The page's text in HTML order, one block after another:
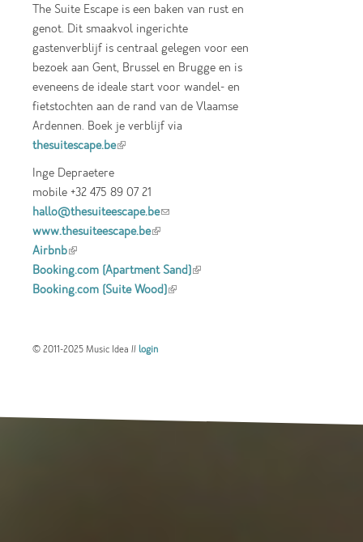
The Suite Escape is een baken van rust en
genot. Dit smaakvol ingerichte
gastenverblijf is centraal gelegen voor een
bezoek aan Gent, Brussel en Brugge en is
eveneens de ideale start voor wandel- en
fietstochten aan de rand van de Vlaamse
Ardennen. Boek je verblijf via
thesuitescape.be(link is external)
Inge Depraetere
mobile +32 475 89 07 21
hallo@thesuiteescape.be(link sends e-mail)
www.thesuiteescape.be(link is external)
Airbnb(link is external)
Booking.com (Apartment Sand)(link is
Booking.com (Suite Wood)(link is external)
© 2011-2025 Music Idea //login